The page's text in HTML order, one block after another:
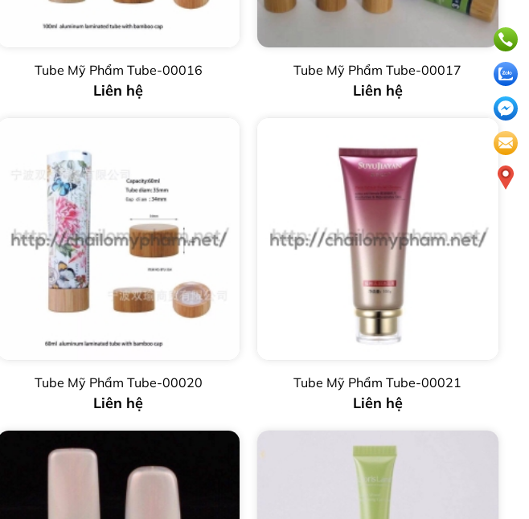
Tube Mỹ Phẩm Tube-00016
Liên hệ
Tube Mỹ Phẩm Tube-00017
Liên hệ
Tube Mỹ Phẩm Tube-00020
Liên hệ
Tube Mỹ Phẩm Tube-00021
Liên hệ